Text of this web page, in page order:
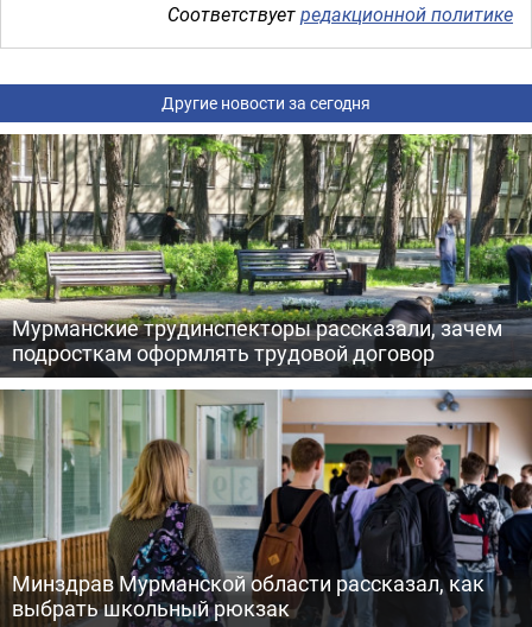
Соответствуетредакционной политике
Другие новости за сегодня
Мурманские трудинспекторы рассказали, зачем
подросткам оформлять трудовой договор
Минздрав Мурманской области рассказал, как
выбрать школьный рюкзак